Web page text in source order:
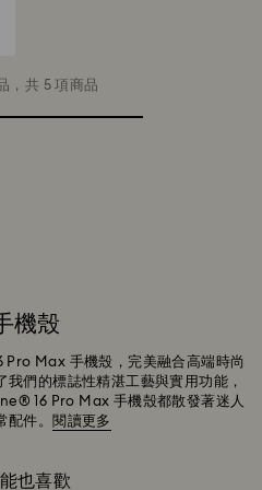
，共 5 項商品
機殼
Max 手機殼，完美融合高端時尚
們的標誌性精湛工藝與實用功能，
16 Pro Max 手機殼都散發著迷人
配件。 閱讀更多
也喜歡